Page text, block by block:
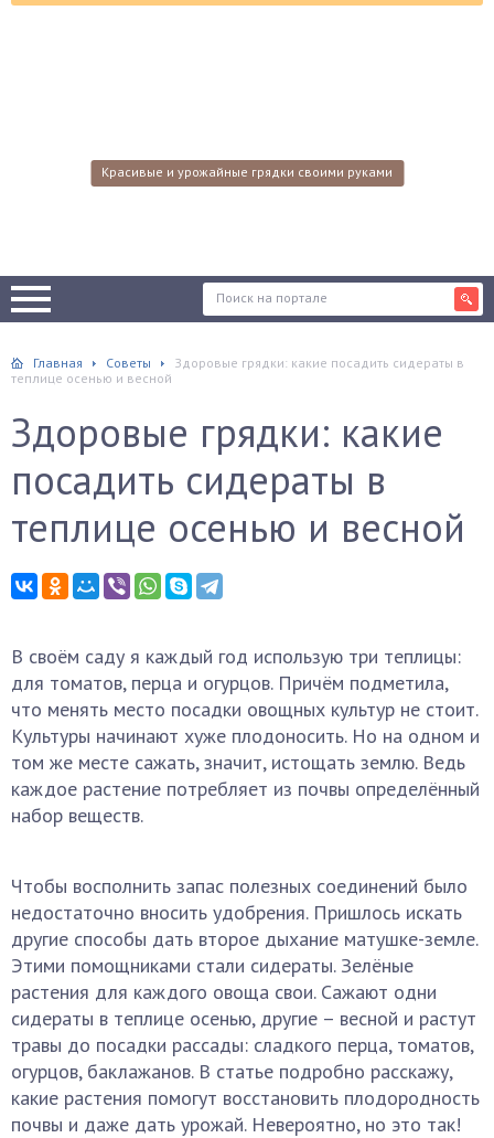
Красивые и урожайные грядки своими руками
Главная Советы
Здоровые грядки: какие посадить сидераты в
теплице осенью и весной
Здоровые грядки: какие
посадить сидераты в
теплице осенью и весной
В своём саду я каждый год использую три теплицы:
для томатов, перца и огурцов. Причём подметила,
что менять место посадки овощных культур не стоит.
Культуры начинают хуже плодоносить. Но на одном и
том же месте сажать, значит, истощать землю. Ведь
каждое растение потребляет из почвы определённый
набор веществ.
Чтобы восполнить запас полезных соединений было
недостаточно вносить удобрения. Пришлось искать
другие способы дать второе дыхание матушке-земле.
Этими помощниками стали сидераты. Зелёные
растения для каждого овоща свои. Сажают одни
сидераты в теплице осенью, другие – весной и растут
травы до посадки рассады: сладкого перца, томатов,
огурцов, баклажанов. В статье подробно расскажу,
какие растения помогут восстановить плодородность
почвы и даже дать урожай. Невероятно, но это так!